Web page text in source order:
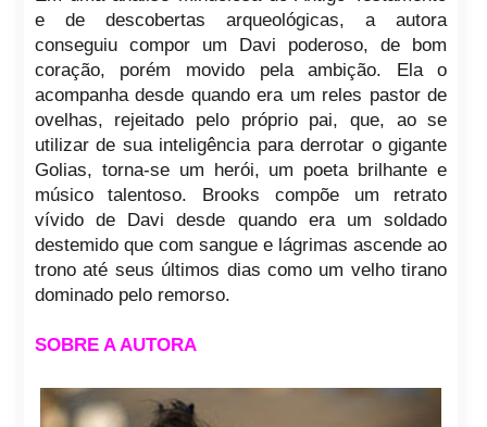
e de descobertas arqueológicas, a autora
conseguiu compor um Davi poderoso, de bom
coração, porém movido pela ambição. Ela o
acompanha desde quando era um reles pastor de
ovelhas, rejeitado pelo próprio pai, que, ao se
utilizar de sua inteligência para derrotar o gigante
Golias, torna-se um herói, um poeta brilhante e
músico talentoso. Brooks compõe um retrato
vívido de Davi desde quando era um soldado
destemido que com sangue e lágrimas ascende ao
trono até seus últimos dias como um velho tirano
dominado pelo remorso.
SOBRE A AUTORA